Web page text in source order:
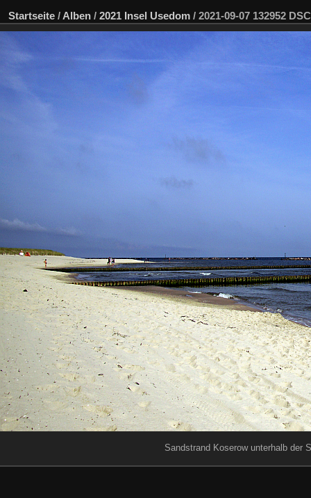
Startseite / Alben / 2021 Insel Usedom / 2021-09-07 132952
Sandstrand Koserow unterhalb der